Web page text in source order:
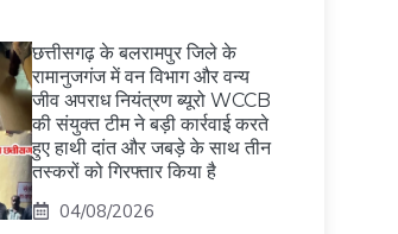
छत्तीसगढ़ के बलरामपुर जिले के
रामानुजगंज में वन विभाग और वन्य
जीव अपराध नियंत्रण ब्यूरो WCCB
की संयुक्त टीम ने बड़ी कार्रवाई करते
हुए हाथी दांत और जबड़े के साथ तीन
तस्करों को गिरफ्तार किया है
04/08/2026